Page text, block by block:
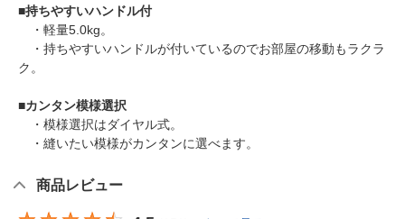
■持ちやすいハンドル付
・軽量5.0kg。
・持ちやすいハンドルが付いているのでお部屋の移動もラクラ
ク。
■カンタン模様選択
・模様選択はダイヤル式。
・縫いたい模様がカンタンに選べます。
商品レビュー